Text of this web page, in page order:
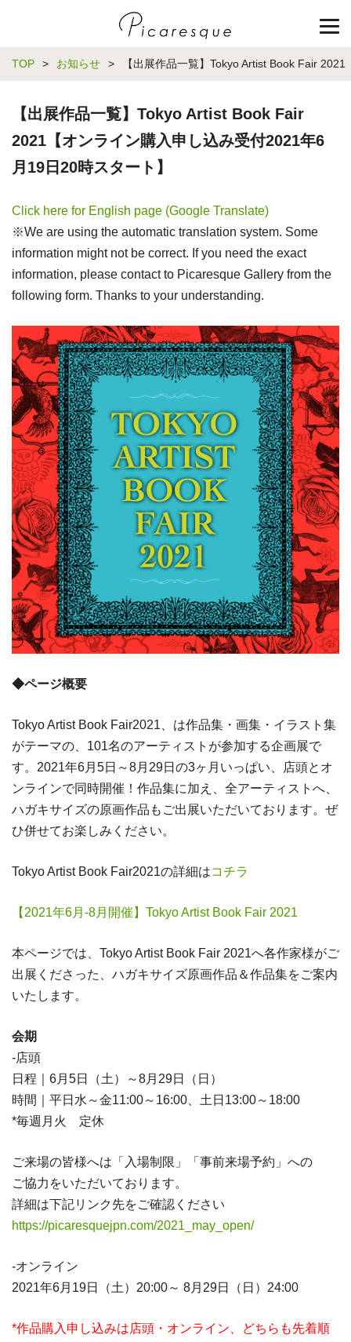
TOP > お知らせ > 【出展作品一覧】Tokyo Artist Book Fair
【出展作品一覧】Tokyo Artist Book Fair
2021【オンライン購入申し込み受付2021年6
月19日20時スタート】
Click here for English page (Google Translate)
※We are using the automatic translation system. Some
information might not be correct. If you need the exact
information, please contact to Picaresque Gallery from the
following form. Thanks to your understanding.
◆ページ概要
Tokyo Artist Book Fair2021、は作品集・画集・イラスト集
がテーマの、101名のアーティストが参加する企画展で
す。2021年6月5日～8月29日の3ヶ月いっぱい、店頭とオ
ンラインで同時開催！作品集に加え、全アーティストへ、
ハガキサイズの原画作品もご出展いただいております。ぜ
ひ併せてお楽しみください。
Tokyo Artist Book Fair2021の詳細はコチラ
【2021年6月-8月開催】Tokyo Artist Book Fair 2021
本ページでは、Tokyo Artist Book Fair 2021へ各作家様がご
出展くださった、ハガキサイズ原画作品＆作品集をご案内
いたします。
会期
-店頭
日程｜6月5日（土）～8月29日（日）
時間｜平日水～金11:00～16:00、土日13:00～18:00
*毎週月火 定休
ご来場の皆様へは「入場制限」「事前来場予約」への
ご協力をいただいております。
詳細は下記リンク先をご確認ください
https://picaresquejpn.com/2021_may_open/
-オンライン
2021年6月19日（土）20:00～ 8月29日（日）24:00
*作品購入申し込みは店頭・オンライン、どちらも先着順